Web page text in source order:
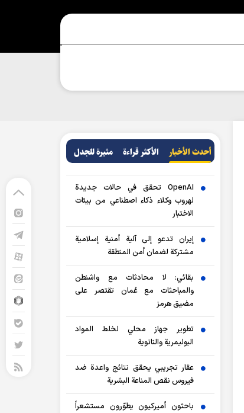
أحدث الأخبار الأکثر قراءة مثيرة للجدل
OpenAI تحقق في حالات جديدة
لهروب وكلاء ذكاء اصطناعي من بيئات
الاختبار
إيران تدعو إلى آلية أمنية إسلامية
مشتركة لضمان أمن المنطقة
بقائي: لا محادثات مع واشنطن
والمباحثات مع عُمان تقتصر على
مضيق هرمز
تطوير جهاز محلي لخلط المواد
البوليمرية والنانوية
عقار تجريبي يحقق نتائج واعدة ضد
فيروس نقص المناعة البشرية
باحثون أميركيون يطوّرون مستشعراً